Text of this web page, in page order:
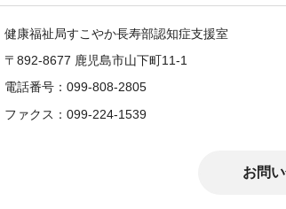
健康福祉局すこやか長寿部認知症支援室
〒892-8677 鹿児島市山下町11-1
電話番号：099-808-2805
ファクス：099-224-1539